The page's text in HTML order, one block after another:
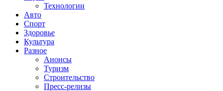
Технологии
Авто
Спорт
Здоровье
Культура
Разное
Анонсы
Туризм
Строительство
Пресс-релизы